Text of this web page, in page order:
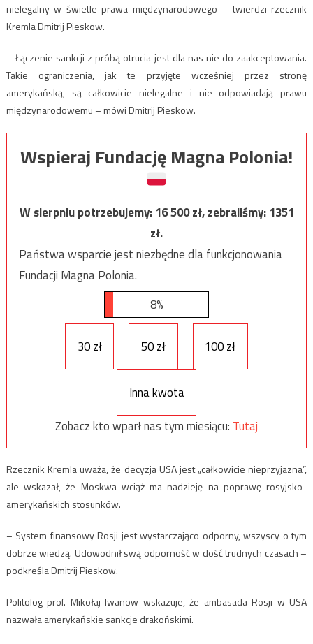
nielegalny w świetle prawa międzynarodowego – twierdzi rzecznik
Kremla Dmitrij Pieskow.
– Łączenie sankcji z próbą otrucia jest dla nas nie do zaakceptowania.
Takie ograniczenia, jak te przyjęte wcześniej przez stronę
amerykańską, są całkowicie nielegalne i nie odpowiadają prawu
międzynarodowemu – mówi Dmitrij Pieskow.
Wspieraj Fundację Magna Polonia!
W sierpniu potrzebujemy:16 500zł, zebraliśmy:1351
zł.
Państwa wsparcie jest niezbędne dla funkcjonowania
Fundacji Magna Polonia.
8%
30 zł 50 zł 100 zł
Inna kwota
Zobacz kto wparł nas tym miesiącu: Tutaj
Rzecznik Kremla uważa, że decyzja USA jest „całkowicie nieprzyjazna”,
ale wskazał, że Moskwa wciąż ma nadzieję na poprawę rosyjsko-
amerykańskich stosunków.
– System finansowy Rosji jest wystarczająco odporny, wszyscy o tym
dobrze wiedzą. Udowodnił swą odporność w dość trudnych czasach –
podkreśla Dmitrij Pieskow.
Politolog prof. Mikołaj Iwanow wskazuje, że ambasada Rosji w USA
nazwała amerykańskie sankcje drakońskimi.